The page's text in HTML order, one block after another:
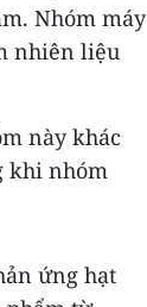
Nhóm máy
nhiên liệu
này khác
khi nhóm
ứng hạt